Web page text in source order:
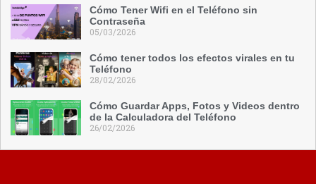
Cómo Tener Wifi en el Teléfono sin
Contraseña
05/03/2026
Cómo tener todos los efectos virales en tu
Teléfono
28/02/2026
Cómo Guardar Apps, Fotos y Videos dentro
de la Calculadora del Teléfono
26/02/2026